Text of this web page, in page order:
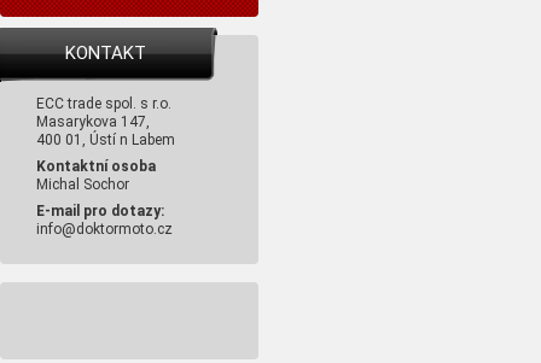
KONTAKT
ECC trade spol. s r.o.
Masarykova 147,
400 01, Ústí n Labem
Kontaktní osoba
Michal Sochor
E-mail pro dotazy:
info@doktormoto.cz